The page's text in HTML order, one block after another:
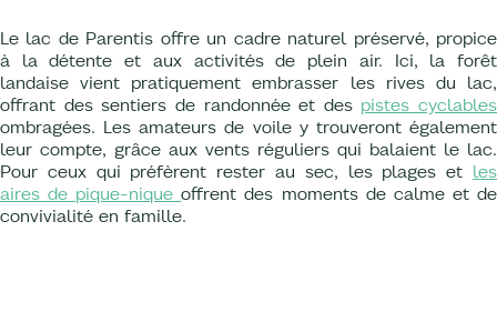
Le lac de Parentis offre un cadre naturel préservé, propice
à la détente et aux activités de plein air. Ici, la forêt
landaise vient pratiquement embrasser les rives du lac,
offrant des sentiers de randonnée et des pistes cyclables
ombragées. Les amateurs de voile y trouveront également
leur compte, grâce aux vents réguliers qui balaient le lac.
Pour ceux qui préfèrent rester au sec, les plages et les
aires de pique-niqueoffrent des moments de calme et de
convivialité en famille.